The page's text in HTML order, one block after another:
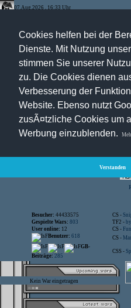
Cookies helfen bei der
Dienste. Mit Nutzung
stimmen Sie unserer
zu. Die Cookies dienen
Verbesserung der
Website. Ebenso nutzt
zusÃ¤tzliche Cookies um
Werbung einzublenden.
Verstanden
07.Aug.2026 , 16:33 Uhr
Besucher: 44433575 CS -
Gespielte Wars: 803 TF2 -
User online: 12 CS -
Benutzer: 618 CS -
GB-
Beiträge: 285
CSS -
Kein War eingetragen